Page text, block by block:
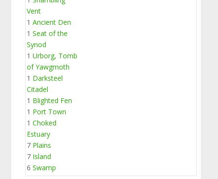
Vent
1 Ancient Den
1 Seat of the
Synod
1 Urborg, Tomb
of Yawgmoth
1 Darksteel
Citadel
1 Blighted Fen
1 Port Town
1 Choked
Estuary
7 Plains
7 Island
6 Swamp